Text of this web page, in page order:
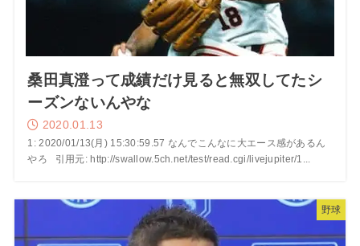
桑田真澄って成績だけ見ると無双してたシ
ーズンないんやな
2020.01.13
1: 2020/01/13(月) 15:30:59.57 なんでこんなに大エース感があるん
やろ 引用元: http://swallow.5ch.net/test/read.cgi/livejupiter/1...
野球